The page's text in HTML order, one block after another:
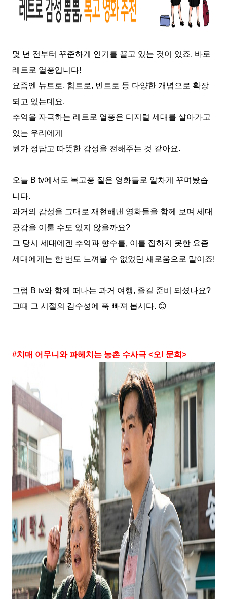
몇 년 전부터 꾸준하게 인기를 끌고 있는 것이 있죠. 바로
레트로 열풍입니다!
요즘엔 뉴트로, 힙트로, 빈트로 등 다양한 개념으로 확장
되고 있는데요.
추억을 자극하는 레트로 열풍은 디지털 세대를 살아가고
있는 우리에게
뭔가 정답고 따뜻한 감성을 전해주는 것 같아요.
오늘 B tv에서도 복고풍 짙은 영화들로 알차게 꾸며봤습
니다.
과거의 감성을 그대로 재현해낸 영화들을 함께 보며 세대
공감을 이룰 수도 있지 않을까요?
그 당시 세대에겐 추억과 향수를, 이를 접하지 못한 요즘
세대에게는 한 번도 느껴볼 수 없었던 새로움으로 말이죠!
그럼 B tv와 함께 떠나는 과거 여행, 즐길 준비 되셨나요?
그때 그 시절의 감수성에 푹 빠져 봅시다. 😊
#치매 어무니와 파헤치는 농촌 수사극 <오! 문희 >